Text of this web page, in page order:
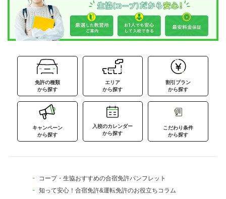
免許の種類
から探す
エリア
から探す
割引プラン
から探す
キャンペーン
から探す
入校のカレンダー
から探す
こだわり条件
から探す
コープ・生協おすすめの合宿免許パンフレット
知って安心！合宿免許&運転免許のお役立ちコラム